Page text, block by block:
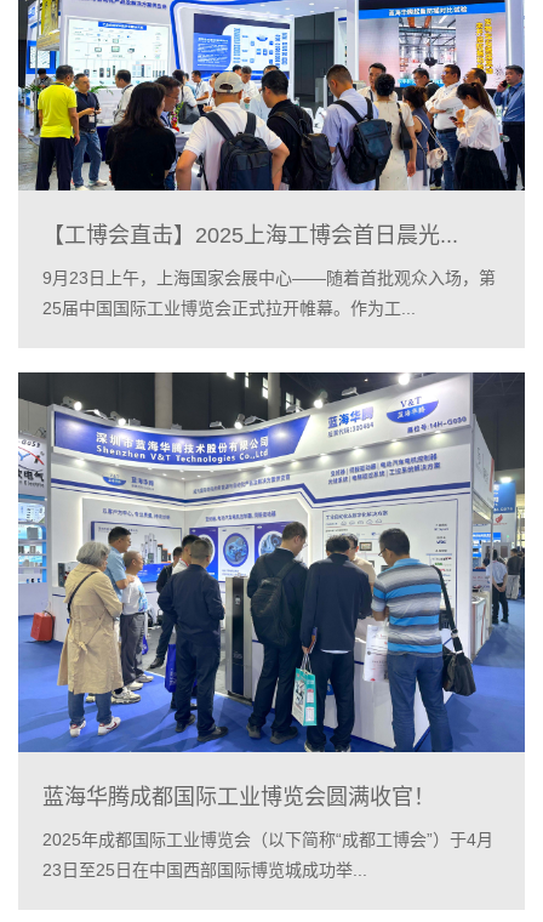
【工博会直击】2025上海工博会首日晨光...
9月23日上午，上海国家会展中心——随着首批观众入场，第
25届中国国际工业博览会正式拉开帷幕。作为工...
蓝海华腾成都国际工业博览会圆满收官！
2025年成都国际工业博览会（以下简称“成都工博会”）于4月
23日至25日在中国西部国际博览城成功举...